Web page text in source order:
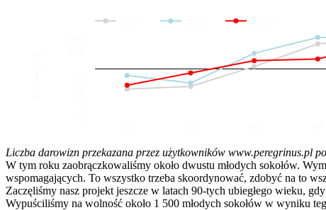
Liczba darowizn przekazana przez użytkowników www.peregrinus.pl
W tym roku zaobrączkowaliśmy około dwustu młodych sokołów.
wspomagających. To wszystko trzeba skoordynować, zdobyć na to
Zaczęliśmy nasz projekt jeszcze w latach 90-tych ubiegłego wieku,
Wypuściliśmy na wolność około 1 500 młodych sokołów w wyniku